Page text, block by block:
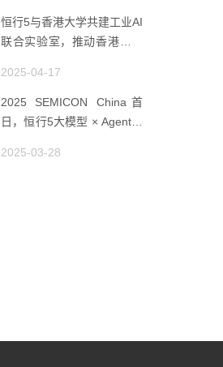
恒行5与香港大学共建工业AI
联合实验室，推动香港成为
2025-04-17
2025 SEMICON China首
日，恒行5大模型 × Agent研
潮
2025-03-28